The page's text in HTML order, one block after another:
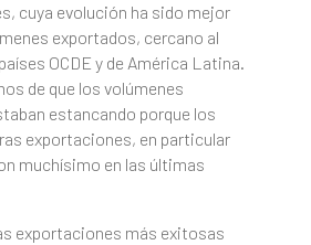
cuya evolución ha sido mejor
exportados, cercano al
OCDE y de América Latina.
de que los volúmenes
estancando porque los
exportaciones, en particular
muchísimo en las últimas
exportaciones más exitosas